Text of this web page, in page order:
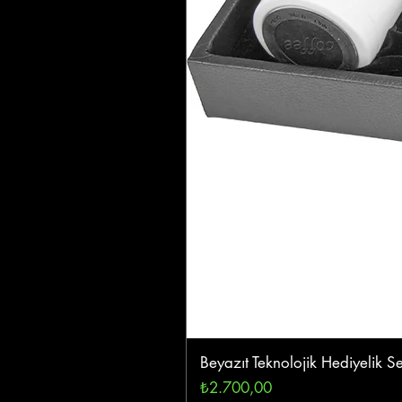
Beyazıt Teknolojik Hediyelik
Fiyat
₺2.700,00